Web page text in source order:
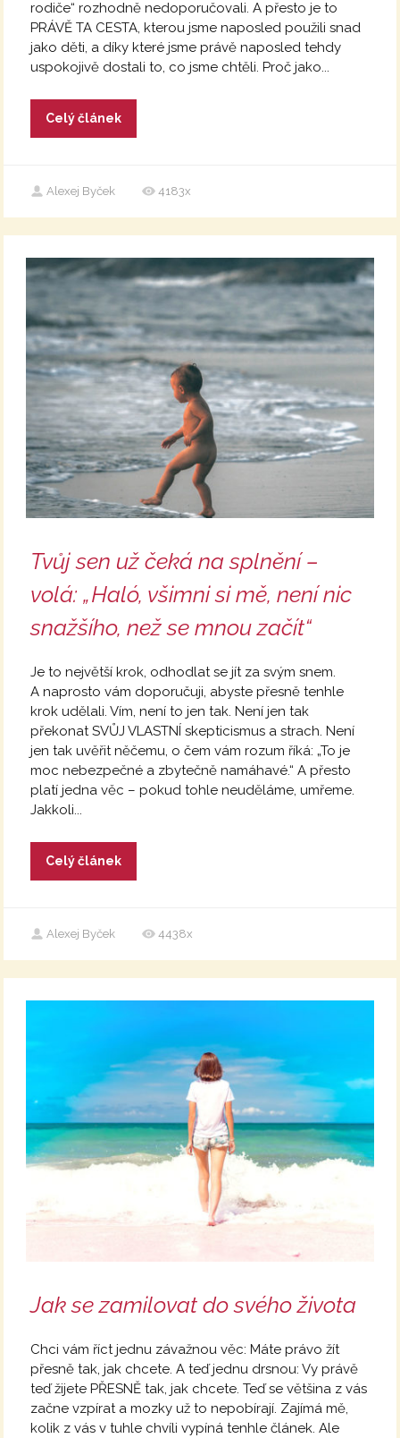
rodiče“ rozhodně nedoporučovali. A přesto je to
PRÁVĚ TA CESTA, kterou jsme naposled použili snad
jako děti, a díky které jsme právě naposled tehdy
uspokojivě dostali to, co jsme chtěli. Proč jako...
Celý článek
Alexej Byček 4183x
Tvůj sen už čeká na splnění –
volá: „Haló, všimni si mě, není nic
snažšího, než se mnou začít“
Je to největší krok, odhodlat se jít za svým snem.
A naprosto vám doporučuji, abyste přesně tenhle
krok udělali. Vím, není to jen tak. Není jen tak
překonat SVŮJ VLASTNÍ skepticismus a strach. Není
jen tak uvěřit něčemu, o čem vám rozum říká: „To je
moc nebezpečné a zbytečně namáhavé.“ A přesto
platí jedna věc – pokud tohle neuděláme, umřeme.
Jakkoli...
Celý článek
Alexej Byček 4438x
Jak se zamilovat do svého života
Chci vám říct jednu závažnou věc: Máte právo žít
přesně tak, jak chcete. A teď jednu drsnou: Vy právě
teď žijete PŘESNĚ tak, jak chcete. Teď se většina z vás
začne vzpírat a mozky už to nepobírají. Zajímá mě,
kolik z vás v tuhle chvíli vypíná tenhle článek. Ale